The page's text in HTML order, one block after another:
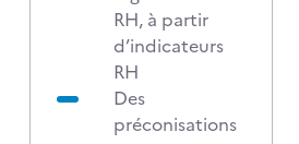
RH, à partir
d’indicateurs
RH
Des
préconisations